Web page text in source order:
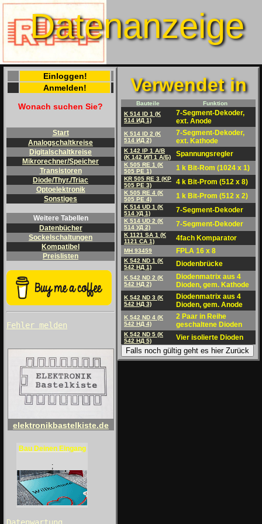
Datenanzeige
Einloggen!
Anmelden!
Wonach suchen Sie?
Start
Analogschaltkreise
Digitalschaltkreise
Mikrorechner/Speicher
Transistoren
Diode/Thyr./Triac
Optoelektronik
Sonstiges
Weitere Tabellen
Datenbücher
Sockelschaltungen
Kompatibel
Preislisten
Fehler melden
elektronikbastelkiste.de
Bau Deinen Eingang
;
Verwendet in
Bauteile
Funktion
K 514 ID 1 (K
514 ИД 1)
7-Segment-Dekoder,
ext. Anode
K 514 ID 2 (K
514 ИД 2)
7-Segment-Dekoder,
ext. Kathode
K 142 IP 1 A/B
(K 142 ИП 1 A/Б)
Spannungsregler
K 505 RE 1 (K
505 PE 1)
1 k Bit-Rom (1024 x 1)
KR 505 RE 3 (KP
505 PE 3)
4 k Bit-Prom (512 x 8)
K 505 RE 4 (K
505 PE 4)
1 k Bit-Prom (512 x 2)
K 514 UD 1 (K
514 УД 1)
7-Segment-Dekoder
K 514 UD 2 (K
514 УД 2)
7-Segment-Dekoder
K 1121 SA 1 (K
1121 CA 1)
4fach Komparator
MH 93459 FPLA 16 x 8
K 542 ND 1 (K
542 HД 1)
Diodenbrücke
K 542 ND 2 (K
542 HД 2)
Diodenmatrix aus 4
Dioden, gem. Kathode
K 542 ND 3 (K
542 HД 3)
Diodenmatrix aus 4
Dioden, gem. Anode
K 542 ND 4 (K
542 HД 4)
2 Paar in Reihe
geschaltene Dioden
K 542 ND 5 (K
542 HД 5)
Vier isolierte Dioden
Falls noch gültig geht es hier Zurück